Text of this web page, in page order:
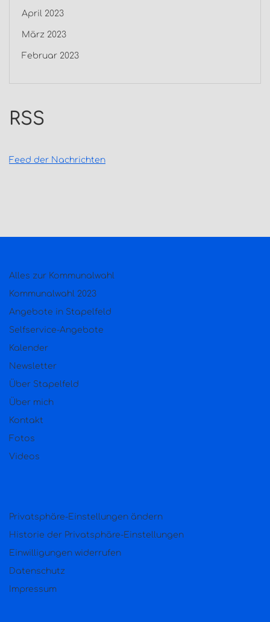
April 2023
März 2023
Februar 2023
RSS
Feed der Nachrichten
Alles zur Kommunalwahl
Kommunalwahl 2023
Angebote in Stapelfeld
Selfservice-Angebote
Kalender
Newsletter
Über Stapelfeld
Über mich
Kontakt
Fotos
Videos
Privatsphäre-Einstellungen ändern
Historie der Privatsphäre-Einstellungen
Einwilligungen widerrufen
Datenschutz
Impressum